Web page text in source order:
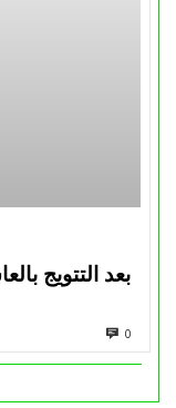
بعد التتويج
0